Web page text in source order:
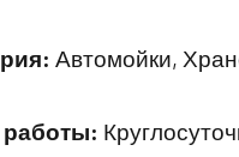
Автомойки,